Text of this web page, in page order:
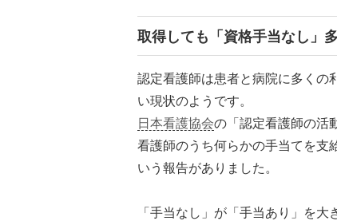
取得しても「資格手当なし」
認定看護師は患者と病院に多くの
い現状のようです。
日本看護協会の「認定看護師の活
看護師のうち何らかの手当てを支
いう報告がありました。
「手当なし」が「手当あり」を